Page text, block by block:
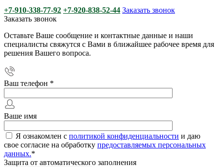
+7-910-338-77-92 +7-920-838-52-44 Заказать звонок
Заказать звонок
Оставьте Ваше сообщение и контактные данные и наши
специалисты свяжутся с Вами в ближайшее рабочее время для
решения Вашего вопроса.
Ваш телефон *
Ваше имя
Я ознакомлен с политикой конфиденциальности и даю
свое согласие на обработку предоставляемых персональных
данных.*
Защита от автоматического заполнения